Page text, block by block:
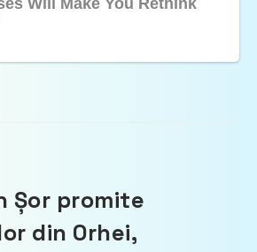
Șor promite
din Orhei,